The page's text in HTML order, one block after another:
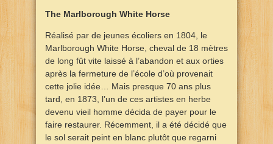
The Marlborough White Horse
Réalisé par de jeunes écoliers en 1804, le
Marlborough White Horse, cheval de 18 mètres
de long fût vite laissé à l’abandon et aux orties
après la fermeture de l’école d’où provenait
cette jolie idée… Mais presque 70 ans plus
tard, en 1873, l’un de ces artistes en herbe
devenu vieil homme décida de payer pour le
faire restaurer. Récemment, il a été décidé que
le sol serait peint en blanc plutôt que regarni